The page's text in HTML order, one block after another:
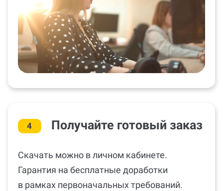
4 Получайте готовый заказ
Скачать можно в личном кабинете.
Гарантия на бесплатные доработки
в рамках первоначальных требований.